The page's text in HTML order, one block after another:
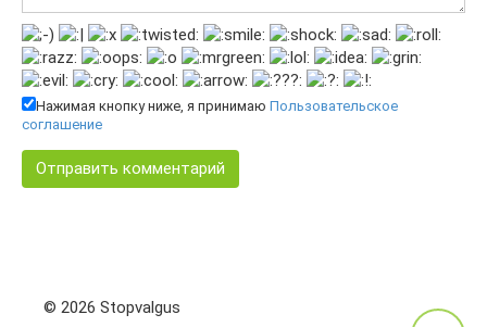
Нажимая кнопку ниже, я принимаю Пользовательское
соглашение
© 2026 Stopvalgus